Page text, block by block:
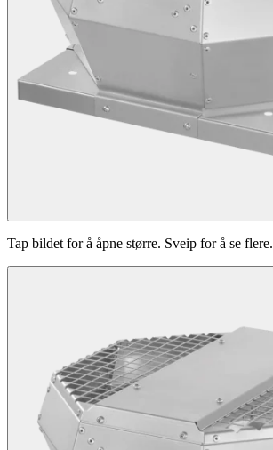
Tap bildet for å åpne større. Sveip for å se flere.